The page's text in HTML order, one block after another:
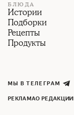
БЛЮДА
Истории
Подборки
Рецепты
Продукты
МЫ В ТЕЛЕГРАМ
РЕКЛАМАО РЕДАКЦИИ